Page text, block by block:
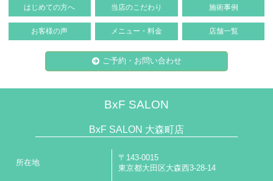
はじめての方へ 当店のこだわり 施術事例
お客様の声 メニュー・料金 店舗一覧
ご予約・お問い合わせ
BxF SALON
BxF SALON 大森町店
所在地
〒143-0015
東京都大田区大森西3-28-14